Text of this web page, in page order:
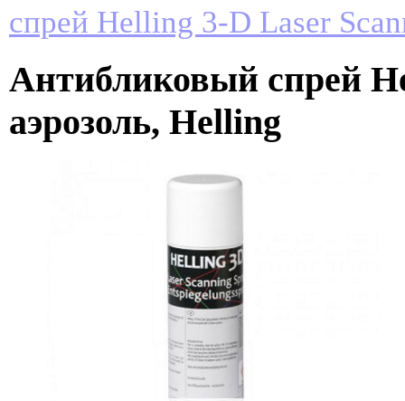
спрей Helling 3-D Laser
Антибликовый спрей
аэрозоль, Helling